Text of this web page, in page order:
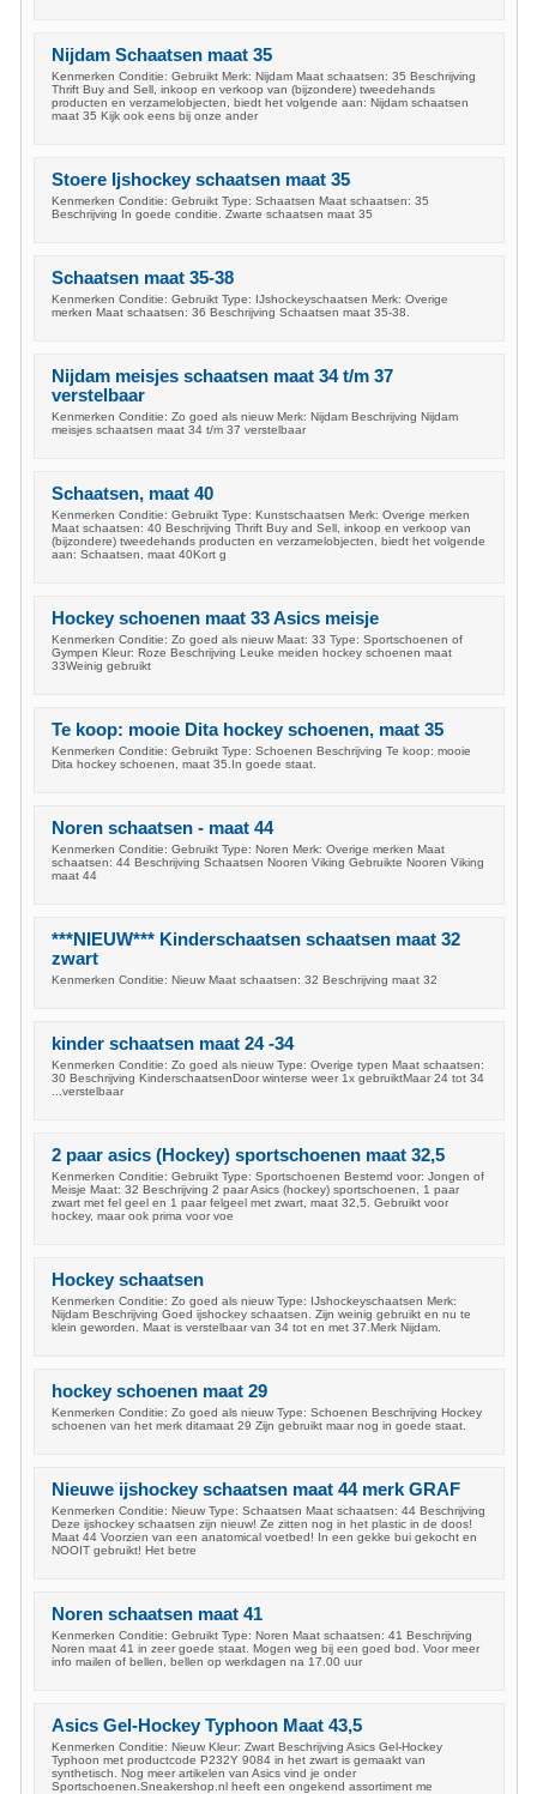
Nijdam Schaatsen maat 35
Kenmerken Conditie: Gebruikt Merk: Nijdam Maat schaatsen: 35 Beschrijving
Thrift Buy and Sell, inkoop en verkoop van (bijzondere) tweedehands
producten en verzamelobjecten, biedt het volgende aan: Nijdam schaatsen
maat 35 Kijk ook eens bij onze ander
Stoere Ijshockey schaatsen maat 35
Kenmerken Conditie: Gebruikt Type: Schaatsen Maat schaatsen: 35
Beschrijving In goede conditie. Zwarte schaatsen maat 35
Schaatsen maat 35-38
Kenmerken Conditie: Gebruikt Type: IJshockeyschaatsen Merk: Overige
merken Maat schaatsen: 36 Beschrijving Schaatsen maat 35-38.
Nijdam meisjes schaatsen maat 34 t/m 37
verstelbaar
Kenmerken Conditie: Zo goed als nieuw Merk: Nijdam Beschrijving Nijdam
meisjes schaatsen maat 34 t/m 37 verstelbaar
Schaatsen, maat 40
Kenmerken Conditie: Gebruikt Type: Kunstschaatsen Merk: Overige merken
Maat schaatsen: 40 Beschrijving Thrift Buy and Sell, inkoop en verkoop van
(bijzondere) tweedehands producten en verzamelobjecten, biedt het volgende
aan: Schaatsen, maat 40Kort g
Hockey schoenen maat 33 Asics meisje
Kenmerken Conditie: Zo goed als nieuw Maat: 33 Type: Sportschoenen of
Gympen Kleur: Roze Beschrijving Leuke meiden hockey schoenen maat
33Weinig gebruikt
Te koop: mooie Dita hockey schoenen, maat 35
Kenmerken Conditie: Gebruikt Type: Schoenen Beschrijving Te koop: mooie
Dita hockey schoenen, maat 35.In goede staat.
Noren schaatsen - maat 44
Kenmerken Conditie: Gebruikt Type: Noren Merk: Overige merken Maat
schaatsen: 44 Beschrijving Schaatsen Nooren Viking Gebruikte Nooren Viking
maat 44
***NIEUW*** Kinderschaatsen schaatsen maat 32
zwart
Kenmerken Conditie: Nieuw Maat schaatsen: 32 Beschrijving maat 32
kinder schaatsen maat 24 -34
Kenmerken Conditie: Zo goed als nieuw Type: Overige typen Maat schaatsen:
30 Beschrijving KinderschaatsenDoor winterse weer 1x gebruiktMaar 24 tot 34
...verstelbaar
2 paar asics (Hockey) sportschoenen maat 32,5
Kenmerken Conditie: Gebruikt Type: Sportschoenen Bestemd voor: Jongen of
Meisje Maat: 32 Beschrijving 2 paar Asics (hockey) sportschoenen, 1 paar
zwart met fel geel en 1 paar felgeel met zwart, maat 32,5. Gebruikt voor
hockey, maar ook prima voor voe
Hockey schaatsen
Kenmerken Conditie: Zo goed als nieuw Type: IJshockeyschaatsen Merk:
Nijdam Beschrijving Goed ijshockey schaatsen. Zijn weinig gebruikt en nu te
klein geworden. Maat is verstelbaar van 34 tot en met 37.Merk Nijdam.
hockey schoenen maat 29
Kenmerken Conditie: Zo goed als nieuw Type: Schoenen Beschrijving Hockey
schoenen van het merk ditamaat 29 Zijn gebruikt maar nog in goede staat.
Nieuwe ijshockey schaatsen maat 44 merk GRAF
Kenmerken Conditie: Nieuw Type: Schaatsen Maat schaatsen: 44 Beschrijving
Deze ijshockey schaatsen zijn nieuw! Ze zitten nog in het plastic in de doos!
Maat 44 Voorzien van een anatomical voetbed! In een gekke bui gekocht en
NOOIT gebruikt! Het betre
Noren schaatsen maat 41
Kenmerken Conditie: Gebruikt Type: Noren Maat schaatsen: 41 Beschrijving
Noren maat 41 in zeer goede staat. Mogen weg bij een goed bod. Voor meer
info mailen of bellen, bellen op werkdagen na 17.00 uur
Asics Gel-Hockey Typhoon Maat 43,5
Kenmerken Conditie: Nieuw Kleur: Zwart Beschrijving Asics Gel-Hockey
Typhoon met productcode P232Y 9084 in het zwart is gemaakt van
synthetisch. Nog meer artikelen van Asics vind je onder
Sportschoenen.Sneakershop.nl heeft een ongekend assortiment me